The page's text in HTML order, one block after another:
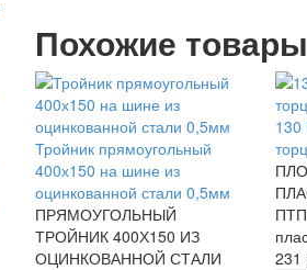
Похожие товары
Тройник прямоугольный
400х150 на шине из
оцинкованной стали 0,5мм
ПРЯМОУГОЛЬНЫЙ
ТРОЙНИК 400Х150 ИЗ
ОЦИНКОВАННОЙ СТАЛИ
231